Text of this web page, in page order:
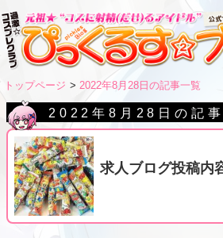
トップページ 2022年8月28日の記事一覧
2022年8月28日の記事
求人ブログ投稿内